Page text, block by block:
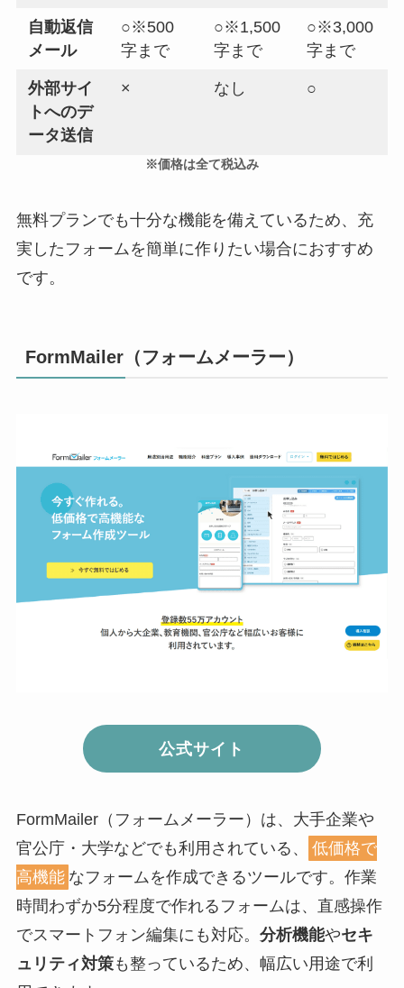
自動返信
メール
○※500
字まで
○※1,500
字まで
○※3,000
字まで
外部サイ
トへのデ
ータ送信
× なし ○
※価格は全て税込み
無料プランでも十分な機能を備えているため、充
実したフォームを簡単に作りたい場合におすすめ
です。
FormMailer（フォームメーラー）
公式サイト
FormMailer（フォームメーラー）は、大手企業や
官公庁・大学などでも利用されている、
低価格で
高機能 なフォームを作成できるツールです。作業
時間わずか5分程度で作れるフォームは、直感操作
でスマートフォン編集にも対応。 分析機能やセキ
ュリティ対策も整っているため、幅広い用途で利